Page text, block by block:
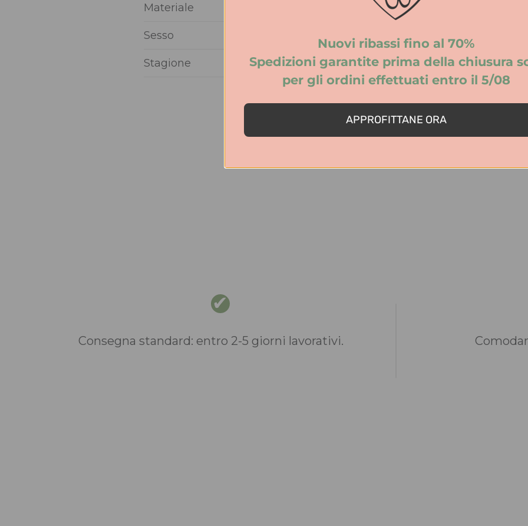
Materiale Lana Merino, Mohair
Sesso
Stagione AI
Consegna standard: entro 2-5 giorni lavorativi.
Nuovi ribassi fino al 70%
Spedizioni garantite prima della chiusura
per gli ordini effettuati entro il 5/08
APPROFITTANE ORA